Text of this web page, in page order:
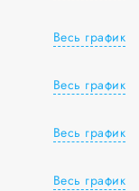
Весь график
Весь график
Весь график
Весь график